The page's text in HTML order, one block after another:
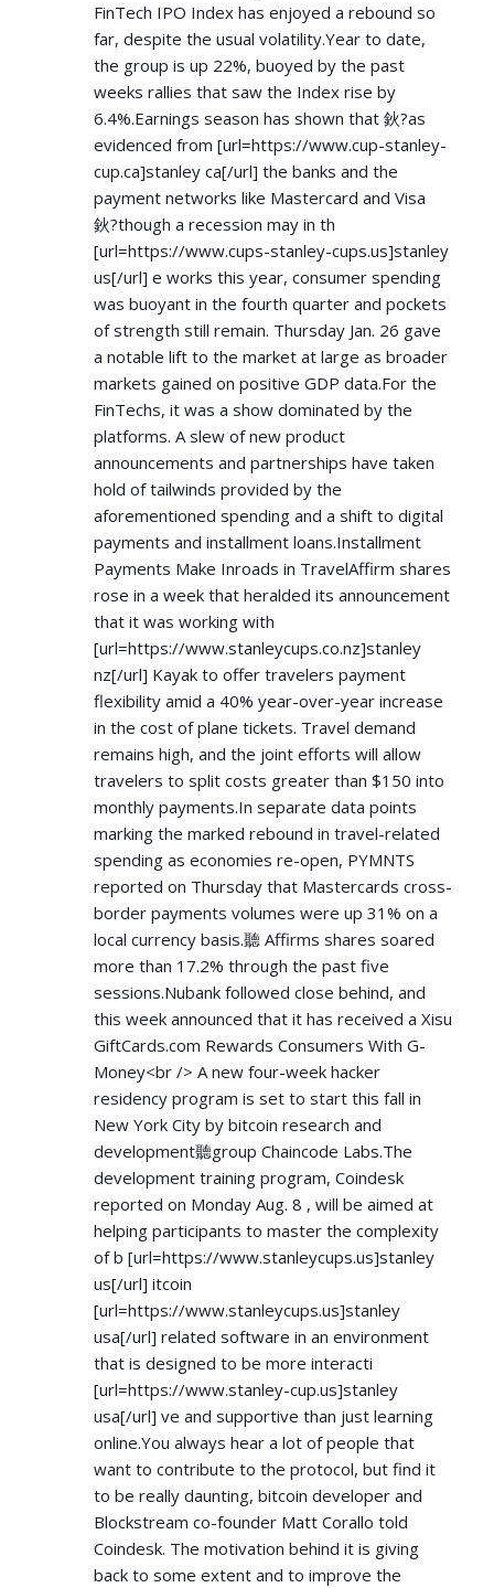
FinTech IPO Index has enjoyed a rebound so
far, despite the usual volatility.Year to date,
the group is up 22%, buoyed by the past
weeks rallies that saw the Index rise by
6.4%.Earnings season has shown that 鈥?as
evidenced from [url=https://www.cup-stanley-
cup.ca]stanley ca[/url] the banks and the
payment networks like Mastercard and Visa
鈥?though a recession may in th
[url=https://www.cups-stanley-cups.us]stanley
us[/url] e works this year, consumer spending
was buoyant in the fourth quarter and pockets
of strength still remain. Thursday Jan. 26 gave
a notable lift to the market at large as broader
markets gained on positive GDP data.For the
FinTechs, it was a show dominated by the
platforms. A slew of new product
announcements and partnerships have taken
hold of tailwinds provided by the
aforementioned spending and a shift to digital
payments and installment loans.Installment
Payments Make Inroads in TravelAffirm shares
rose in a week that heralded its announcement
that it was working with
[url=https://www.stanleycups.co.nz]stanley
nz[/url] Kayak to offer travelers payment
flexibility amid a 40% year-over-year increase
in the cost of plane tickets. Travel demand
remains high, and the joint efforts will allow
travelers to split costs greater than $150 into
monthly payments.In separate data points
marking the marked rebound in travel-related
spending as economies re-open, PYMNTS
reported on Thursday that Mastercards cross-
border payments volumes were up 31% on a
local currency basis.聽 Affirms shares soared
more than 17.2% through the past five
sessions.Nubank followed close behind, and
this week announced that it has received a Xisu
GiftCards.com Rewards Consumers With G-
Money<br /> A new four-week hacker
residency program is set to start this fall in
New York City by bitcoin research and
development聽group Chaincode Labs.The
development training program, Coindesk
reported on Monday Aug. 8 , will be aimed at
helping participants to master the complexity
of b [url=https://www.stanleycups.us]stanley
us[/url] itcoin
[url=https://www.stanleycups.us]stanley
usa[/url] related software in an environment
that is designed to be more interacti
[url=https://www.stanley-cup.us]stanley
usa[/url] ve and supportive than just learning
online.You always hear a lot of people that
want to contribute to the protocol, but find it
to be really daunting, bitcoin developer and
Blockstream co-founder Matt Corallo told
Coindesk. The motivation behind it is giving
back to some extent and to improve the